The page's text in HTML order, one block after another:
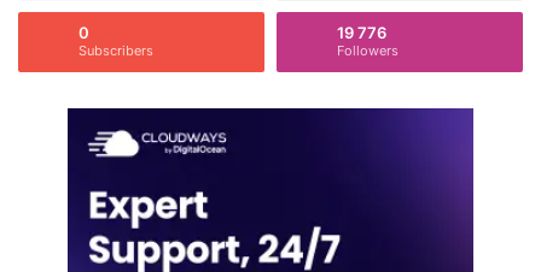
0
Subscribers
19 776
Followers